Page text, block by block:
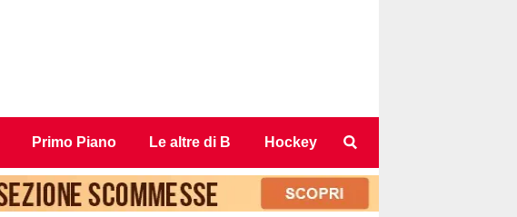
Primo Piano Le altre di B Hockey